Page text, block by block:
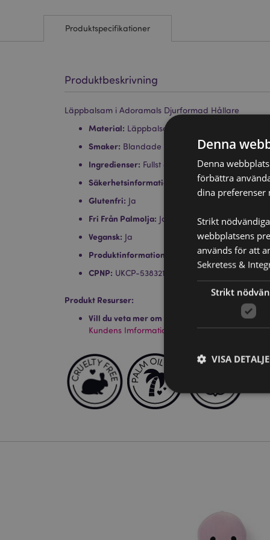
Produktspecifikationer
Produktbeskrivning
Läppbalsam i Adoramals Djurformad Hållare
Material: Läppbalsam och Plast
Smaker: Blandade
Ingredienser: Fullst ändig lista finns på
Säkerhetsinformation: Detta är ej en leksak
Glutenfri: Ja
Fri Från Palmolja: Ja
Vegansk: Ja
Produktinformation: Öppnas med skruvlock.
CPNP: UKCP-53832171/EU-3649637
Produkt Resurser:
Vill du veta mer om hur du köper från Puckator?
Kundens Imformations Guide.
Denna
Denna
förbättra
dina preferenser
Strikt
webbplatsens
används för att
Sekretess &
Strikt
VISA
Strikt nödvändiga